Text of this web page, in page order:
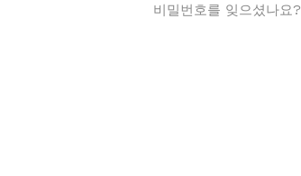
비밀번호를 잊으셨나요?